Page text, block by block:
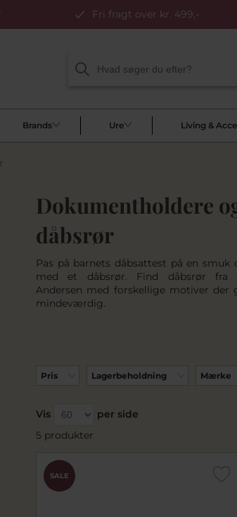
Fri fragt over kr. 499,-
Brands Ure Living &
Dokumentholdere
dåbsrør
Pas på barnets dåbsattest på en smuk
med et dåbsrør. Find dåbsrør fra
Andersen med forskellige motiver der
mindeværdig.
Pris Lagerbeholdning Mærke
Vis
per side
5 produkter
SALE